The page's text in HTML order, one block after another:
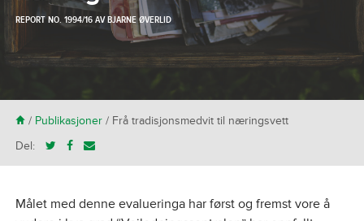
REPORT NO. 1994/16 AVBJARNE ØVERLID
H/ Publikasjoner/ Frå tradisjonsmedvit til næringsvett
Del:
Målet med denne evalueringa har først og fremst vore å